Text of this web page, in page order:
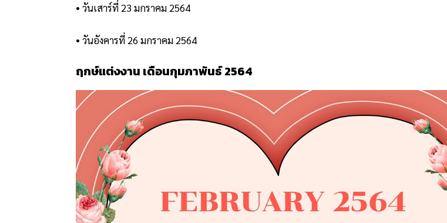
• วันเสาร์ที่ 23 มกราคม 2564
• วันอังคารที่ 26 มกราคม 2564
ฤกษ์แต่งงาน เดือนกุมภาพันธ์ 2564